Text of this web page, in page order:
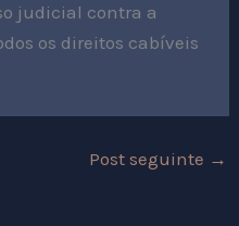
judicial contra a
os direitos cabíveis
Post seguinte →